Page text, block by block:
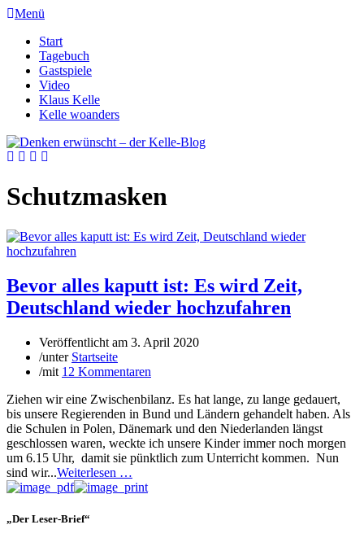
Menü
Start
Tagebuch
Gastspiele
Video
Klaus Kelle
Kelle woanders
Schutzmasken
Bevor alles kaputt ist: Es wird Zeit,
Deutschland wieder hochzufahren
Veröffentlicht am 3. April 2020
/unter Startseite
/mit 12 Kommentaren
Ziehen wir eine Zwischenbilanz. Es hat lange, zu lange gedauert,
bis unsere Regierenden in Bund und Ländern gehandelt haben. Als
die Schulen in Polen, Dänemark und den Niederlanden längst
geschlossen waren, weckte ich unsere Kinder immer noch morgen
um 6.15 Uhr, damit sie pünktlich zum Unterricht kommen. Nun
sind wir...Weiterlesen …
„Der Leser-Brief“